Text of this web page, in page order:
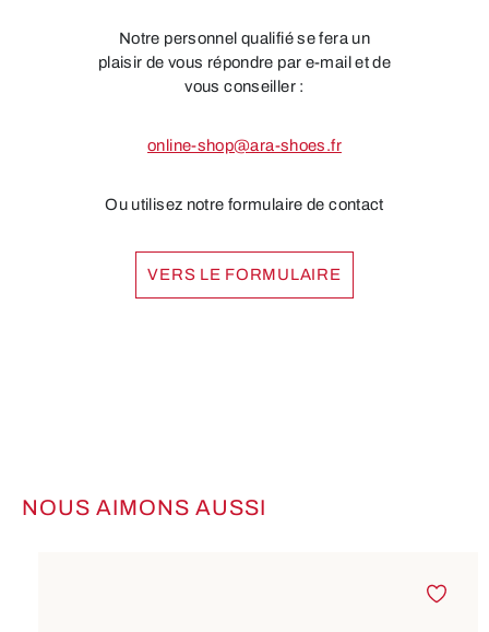
Notre personnel qualifié se fera un
plaisir de vous répondre par e-mail et de
vous conseiller :
online-shop@ara-shoes.fr
Ou utilisez notre formulaire de contact
VERS LE FORMULAIRE
Ignorer la galerie de produits
NOUS AIMONS AUSSI